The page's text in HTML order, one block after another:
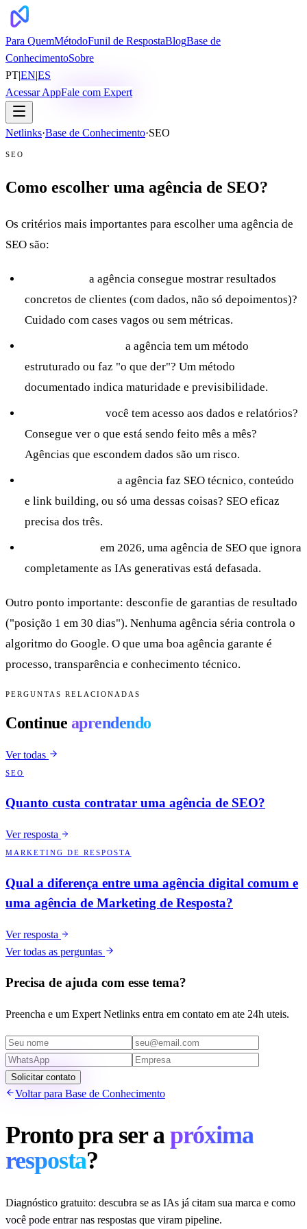
Para QuemMétodoFunil de RespostaBlogBase de
ConhecimentoSobre
PT|EN|ES
Acessar AppFale com Expert
Netlinks·Base de Conhecimento·SEO
SEO
Como escolher uma agência de SEO?
Os critérios mais importantes para escolher uma agência de
SEO são:
a agência consegue mostrar resultados
concretos de clientes (com dados, não só depoimentos)?
Cuidado com cases vagos ou sem métricas.
a agência tem um método
estruturado ou faz "o que der"? Um método
documentado indica maturidade e previsibilidade.
você tem acesso aos dados e relatórios?
Consegue ver o que está sendo feito mês a mês?
Agências que escondem dados são um risco.
a agência faz SEO técnico, conteúdo
e link building, ou só uma dessas coisas? SEO eficaz
precisa dos três.
em 2026, uma agência de SEO que ignora
completamente as IAs generativas está defasada.
Outro ponto importante: desconfie de garantias de resultado
("posição 1 em 30 dias"). Nenhuma agência séria controla o
algoritmo do Google. O que uma boa agência garante é
processo, transparência e conhecimento técnico.
PERGUNTAS RELACIONADAS
Continue aprendendo
Ver todas
SEO
Quanto custa contratar uma agência de SEO?
Ver resposta
MARKETING DE RESPOSTA
Qual a diferença entre uma agência digital comum e
uma agência de Marketing de Resposta?
Ver resposta
Ver todas as perguntas
Precisa de ajuda com esse tema?
Preencha e um Expert Netlinks entra em contato em ate 24h uteis.
Solicitar contato
Voltar para Base de Conhecimento
Pronto pra ser a próxima
resposta?
Diagnóstico gratuito: descubra se as IAs já citam sua marca e como
você pode entrar nas respostas que viram pipeline.